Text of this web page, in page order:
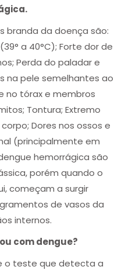
branda da doença são:
a 40°C); Forte dor de
Perda do paladar e
na pele semelhantes ao
no tórax e membros
Tontura; Extremo
Dores nos ossos e
(principalmente em
hemorrágica são
porém quando o
começam a surgir
de vasos da
internos.
com dengue?
o teste que detecta a